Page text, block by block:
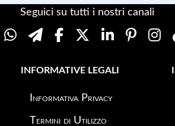
Seguici su tutti i nostri canali
INFORMATIVE LEGALI
Informativa Privacy
Termini di Utilizzo